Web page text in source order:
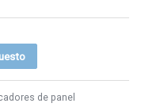
de panel